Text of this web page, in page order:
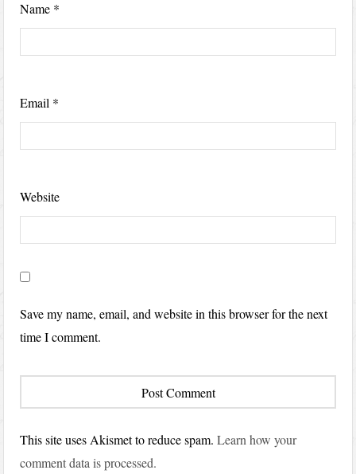
Name *
Email *
Website
Save my name, email, and website in this browser for the next
time I comment.
This site uses Akismet to reduce spam.Learn how your
comment data is processed.